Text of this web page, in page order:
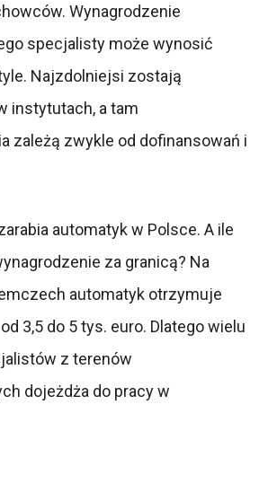
Wynagrodzenie
specjalisty może wynosić
Najzdolniejsi zostają
instytutach, a tam
zależą zwykle od dofinansowań i
automatyk w Polsce. A ile
za granicą? Na
automatyk otrzymuje
3,5 do 5 tys. euro. Dlatego wielu
z terenów
dojeżdża do pracy w